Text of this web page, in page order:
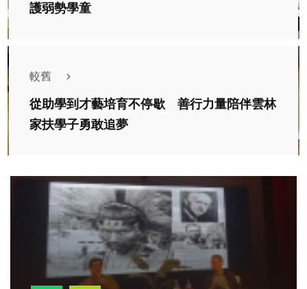
護弱勢學童
較舊
從助學到才藝培育不停歇 善行力量陪伴雲林
家扶學子勇敢追夢